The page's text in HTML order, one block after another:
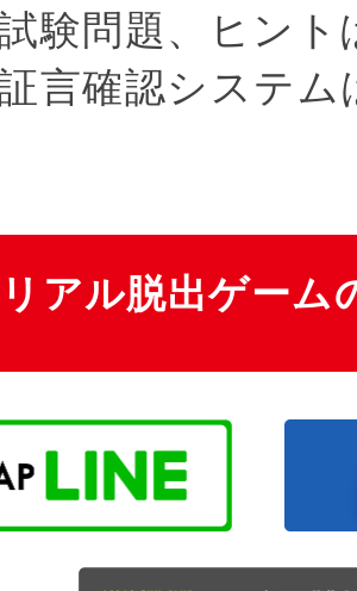
験問題、ヒント
言確認システム
アル脱出ゲーム